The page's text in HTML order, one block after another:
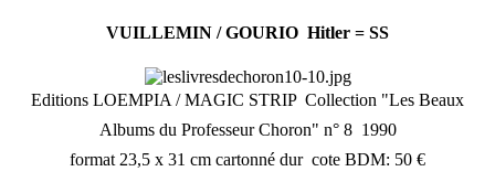
VUILLEMIN / GOURIO  Hitler = SS
Editions LOEMPIA / MAGIC STRIP  Collection "Les Beaux
Albums du Professeur Choron" n° 8  1990
format 23,5 x 31 cm cartonné dur  cote BDM: 50 €